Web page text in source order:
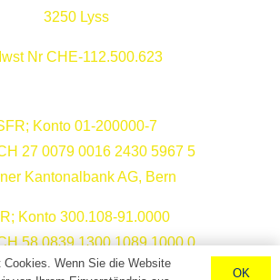
3250 Lyss
Nr CHE-112.500.623
Konto 01-200000-7
27 0079 0016 2430 5967 5
Kantonalbank AG, Bern
Konto 300.108-91.0000
58 0839 1300 1089 1000 0
WIR Bank AG, Bern
Cookies. Wenn Sie die Website
OK